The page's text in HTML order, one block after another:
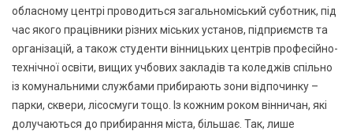
обласному центрі проводиться загальноміський суботник, під
час якого працівники різних міських установ, підприємств та
організацій, а також студенти вінницьких центрів професійно-
технічної освіти, вищих учбових закладів та коледжів спільно
із комунальними службами прибирають зони відпочинку –
парки, сквери, лісосмуги тощо. Із кожним роком вінничан, які
долучаються до прибирання міста, більшає. Так, лише